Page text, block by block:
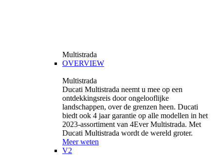
Multistrada
OVERVIEW
Multistrada
Ducati Multistrada neemt u mee op een
ontdekkingsreis door ongelooflijke
landschappen, over de grenzen heen. Ducati
biedt ook 4 jaar garantie op alle modellen in het
2023-assortiment van 4Ever Multistrada. Met
Ducati Multistrada wordt de wereld groter.
Meer weten
V2